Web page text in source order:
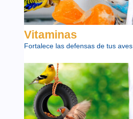
Vitaminas
Fortalece las defensas de tus aves